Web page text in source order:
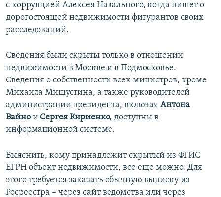
с коррупцией Алексея Навального, когда пишет о
дорогостоящей недвижимости фигурантов своих
расследований.
Сведения были скрыты только в отношении
недвижимости в Москве и в Подмосковье.
Сведения о собственности всех министров, кроме
Михаила Мишустина, а также руководителей
администрации президента, включая Антона
Вайно и Сергея Кириенко, доступны в
информационной системе.
Выяснить, кому принадлежит скрытый из ФГИС
ЕГРН объект недвижимости, все еще можно. Для
этого требуется заказать обычную выписку из
Росреестра – через сайт ведомства или через